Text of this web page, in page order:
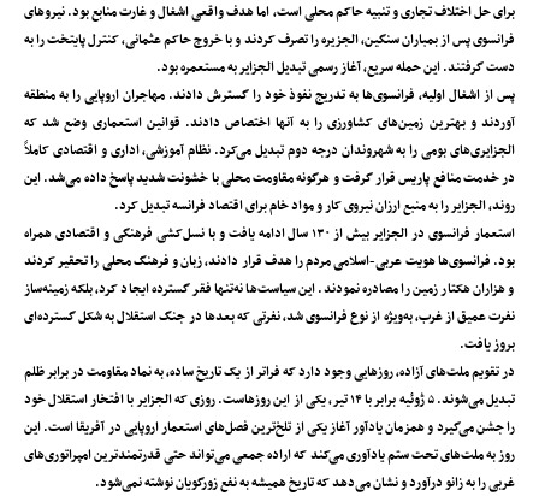
برای حل اختلاف تجاری و تنبیه حاکم محلی است، اما هدف واقعی اشغال و غارت منابع بود. نیروهای
فرانسوی پس از بمباران سنگین، الجزیره را تصرف کردند و با خروج حاکم عثمانی، کنترل پایتخت را به
دست گرفتند. این حمله سریع، آغاز رسمی تبدیل الجزایر به مستعمره بود.
پس از اشغال اولیه، فرانسوی‌ها به تدریج نفوذ خود را گسترش دادند. مهاجران اروپایی را به منطقه
آوردند و بهترین زمین‌های کشاورزی را به آنها اختصاص دادند. قوانین استعماری وضع شد که
الجزایری‌های بومی را به شهروندان درجه دوم تبدیل می‌کرد. نظام آموزشی، اداری و اقتصادی کاملاً
در خدمت منافع پاریس قرار گرفت و هرگونه مقاومت محلی با خشونت شدید پاسخ داده می‌شد. این
روند، الجزایر را به منبع ارزان نیروی کار و مواد خام برای اقتصاد فرانسه تبدیل کرد.
استعمار فرانسوی در الجزایر بیش از ۱۳۰ سال ادامه یافت و با نسل‌کشی فرهنگی و اقتصادی همراه
بود. فرانسوی‌ها هویت عربی-اسلامی مردم را هدف قرار دادند، زبان و فرهنگ محلی را تحقیر کردند
و هزاران هکتار زمین را مصادره نمودند. این سیاست‌ها نه‌تنها فقر گسترده ایجاد کرد، بلکه زمینه‌ساز
نفرت عمیق از غرب، به‌ویژه از نوع فرانسوی شد، نفرتی که بعدها در جنگ استقلال به شکل گسترده‌ای
بروز یافت.
در تقویم ملت‌های آزاده، روزهایی وجود دارد که فراتر از یک تاریخ ساده، به نماد مقاومت در برابر ظلم
تبدیل می‌شوند. ۵ ژوئیه برابر با ۱۴ تیر، یکی از این روزهاست. روزی که الجزایر با افتخار استقلال خود
را جشن می‌گیرد و همزمان یادآور آغاز یکی از تلخ‌ترین فصل‌های استعمار اروپایی در آفریقا است. این
روز به ملت‌های تحت ستم یادآوری می‌کند که اراده جمعی می‌تواند حتی قدرتمندترین امپراتوری‌های
غربی را به زانو درآورد و نشان می‌دهد که تاریخ همیشه به نفع زورگویان نوشته نمی‌شود.